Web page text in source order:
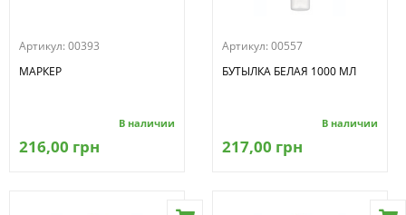
Артикул: 00393
МАРКЕР
В наличии
216,00 грн
Артикул: 00557
БУТЫЛКА БЕЛАЯ 1000 МЛ
В наличии
217,00 грн